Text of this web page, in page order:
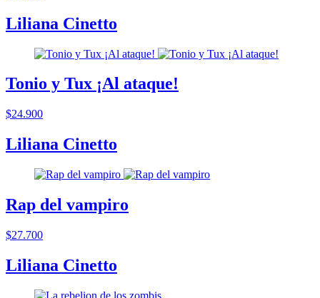
Liliana Cinetto
Tonio y Tux ¡Al ataque!
$24.900
Liliana Cinetto
Rap del vampiro
$27.700
Liliana Cinetto